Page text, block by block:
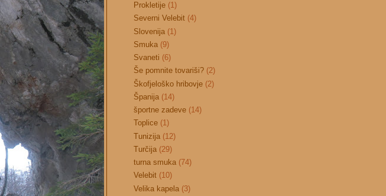
Prokletije (1)
Severni Velebit (4)
Slovenija (1)
Smuka (9)
Svaneti (6)
Še pomnite tovariši? (2)
Škofjeloško hribovje (2)
Španija (14)
športne zadeve (14)
Toplice (1)
Tunizija (12)
Turčija (29)
turna smuka (74)
Velebit (10)
Velika kapela (3)